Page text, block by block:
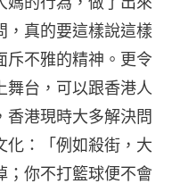
，真的要這樣說這樣
斥不雅的精神。更令
舞台，可以跟香港人
香港現時大多解決問
化：「例如殺街，大
；你不打籃球便不會